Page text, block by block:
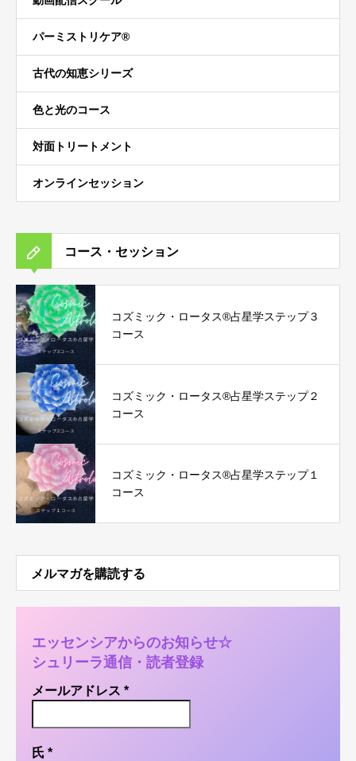
パーミストリケア®︎
古代の知恵シリーズ
色と光のコース
対面トリートメント
オンラインセッション
コース・セッション
コズミック・ロータス®︎占星学ステップ３
コース
コズミック・ロータス®︎占星学ステップ２
コース
コズミック・ロータス®︎占星学ステップ１
コース
メルマガを購読する
エッセンシアからのお知らせ☆
シュリーラ通信・読者登録
メールアドレス *
氏 *